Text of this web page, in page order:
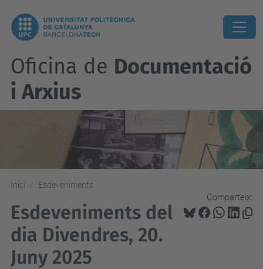
Oficina de Documentació
i Arxius
Inici Esdeveniments
Comparteix:
Esdeveniments del
dia Divendres, 20.
Juny 2025